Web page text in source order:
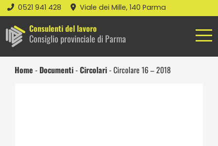
0521 941 428 Viale dei Mille, 140 Parma
Consulenti del lavoro
Consiglio provinciale di Parma
Home - Documenti-Circolari-Circolare 16 – 2018